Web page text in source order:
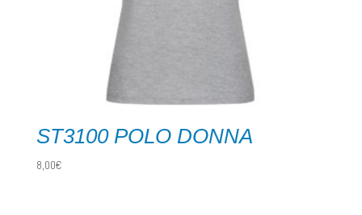
ST3100 POLO DONNA
8,00€